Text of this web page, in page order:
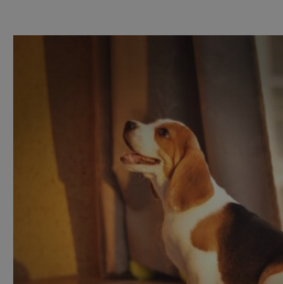
naší povaze, ale i v potřebách
znamení Ženy narozené ve
Střelce v sobě nesou žár,